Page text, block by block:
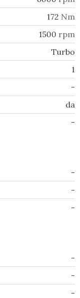
172 Nm
1500 rpm
Turbo
1
-
da
-
-
-
-
-
-
-